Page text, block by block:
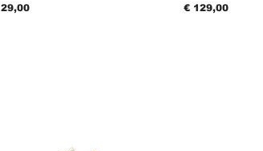
Prijs
€ 129,00